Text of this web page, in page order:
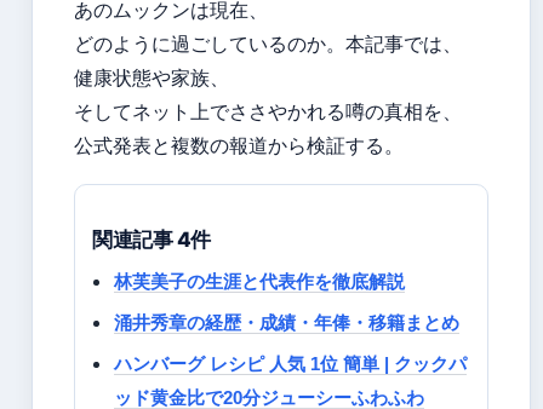
あのムックンは現在、
どのように過ごしているのか。本記事では、
健康状態や家族、
そしてネット上でささやかれる噂の真相を、
公式発表と複数の報道から検証する。
関連記事 4件
林芙美子の生涯と代表作を徹底解説
涌井秀章の経歴・成績・年俸・移籍まとめ
ハンバーグ レシピ 人気 1位 簡単 | クックパ
ッド黄金比で20分ジューシーふわふわ